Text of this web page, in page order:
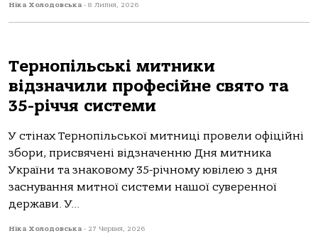
Ніка Холодовська - 8 Липня, 2026
Тернопільські митники
відзначили професійне свято та
35-річчя системи
У стінах Тернопільської митниці провели офіційні
збори, присвячені відзначенню Дня митника
України та знаковому 35-річному ювілею з дня
заснування митної системи нашої суверенної
держави. У...
Ніка Холодовська - 27 Червня, 2026